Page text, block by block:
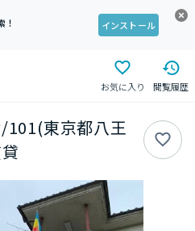
！
インストール
お気に入り 閲覧履歴
101(東京都八王